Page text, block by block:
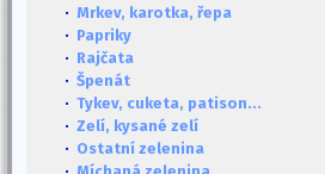
· Mrkev, karotka, řepa
· Papriky
· Rajčata
· Špenát
· Tykev, cuketa, patison...
· Zelí, kysané zelí
· Ostatní zelenina